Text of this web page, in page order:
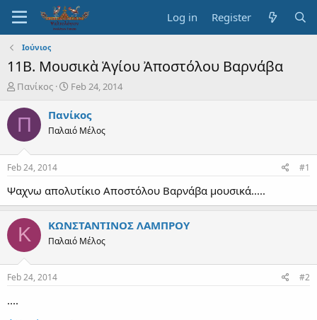
Log in Register
Ιούνιος
11Β. Μουσικὰ Ἁγίου Ἀποστόλου Βαρνάβα
T
r
e
a
s
t
a
e
r
Πανίκος
S
a
t
e
Feb 24, 2014
Π Πανίκος
Παλαιό Μέλος
Feb 24, 2014 #1
Ψαχνω απολυτίκιο Αποστόλου Βαρνάβα μουσικά.....
Κ ΚΩΝΣΤΑΝΤΙΝΟΣ ΛΑΜΠΡΟΥ
Παλαιό Μέλος
Feb 24, 2014 #2
....